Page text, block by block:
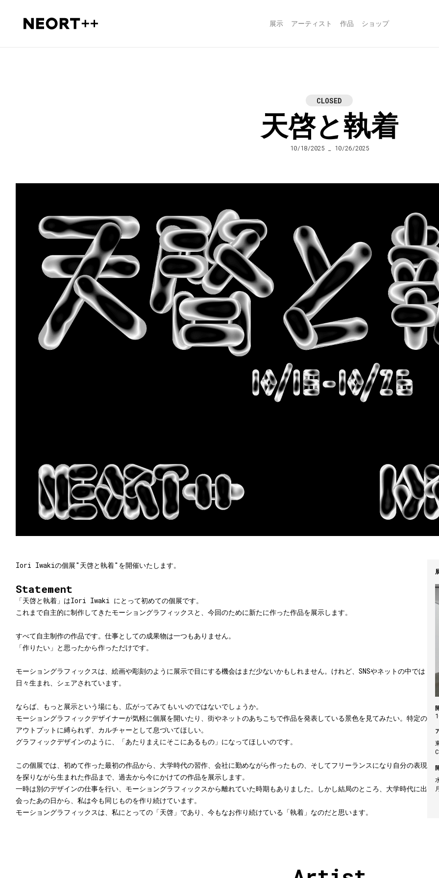
展示 アーティスト 作品 ショップ
CLOSED
天啓と執着
10/18/2025 _ 10/26/2025
Iori Iwakiの個展"天啓と執着"を開催いたします。
Statement
「天啓と執着」はIori Iwaki にとって初めての個展です。
これまで自主的に制作してきたモーショングラフィックスと、今回のために新たに作った作品を展示します。
すべて自主制作の作品です。仕事としての成果物は一つもありません。
「作りたい」と思ったから作っただけです。
モーショングラフィックスは、絵画や彫刻のように展示で目にする機会はまだ少ないかもしれません。けれど、SNSやネットの中では
日々生まれ、シェアされています。
ならば、もっと展示という場にも、広がってみてもいいのではないでしょうか。
モーショングラフィックデザイナーが気軽に個展を開いたり、街やネットのあちこちで作品を発表している景色を見てみたい。特定の
アウトプットに縛られず、カルチャーとして息づいてほしい。
グラフィックデザインのように、「あたりまえにそこにあるもの」になってほしいのです。
この個展では、初めて作った最初の作品から、大学時代の習作、会社に勤めながら作ったもの、そしてフリーランスになり自分の表現
を探りながら生まれた作品まで、過去から今にかけての作品を展示します。
一時は別のデザインの仕事を行い、モーショングラフィックスから離れていた時期もありました。しかし結局のところ、大学時代に出
会ったあの日から、私は今も同じものを作り続けています。
モーショングラフィックスは、私にとっての「天啓」であり、今もなお作り続けている「執着」なのだと思います。